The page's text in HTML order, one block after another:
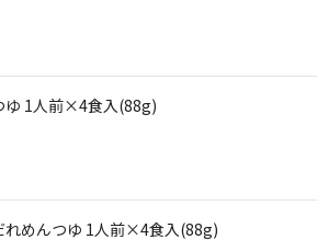
ゆ 1人前×4食入(88g)
れめんつゆ 1人前×4食入(88g)